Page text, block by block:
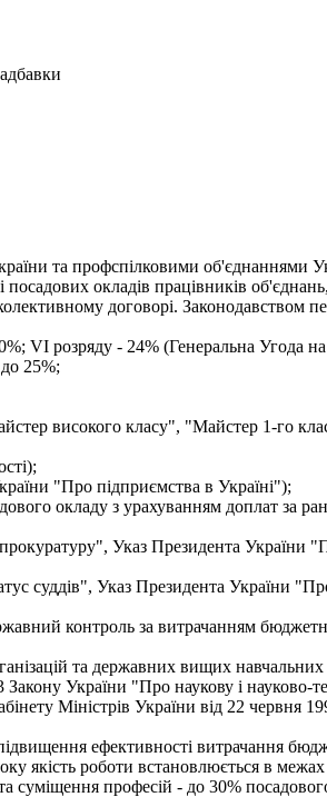
та профспілковими об'єднаннями
окладів працівників
договорі. Законодавством
VI розряду - 24% (Генеральна Угода
25%;
високого класу", "Майстер 1-го
"Про підприємства в Україні");
окладу з урахуванням доплат за
Указ Президента України
суддів", Указ Президента України
контроль за витрачанням
та державних вищих навчальних
України "Про наукову і науково-
Міністрів України від 22 червня
ефективності витрачання
якість роботи встановлюється в
суміщення професій - до 30%